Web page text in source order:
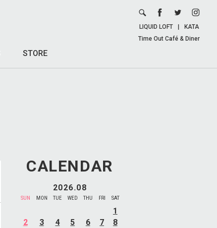
STORE
LIQUID LOFT
KATA
Time Out Café & Diner
CALENDAR
2026.08
SUN MON TUE WED THU FRI SAT
1
2
3 4 5 6 7
8